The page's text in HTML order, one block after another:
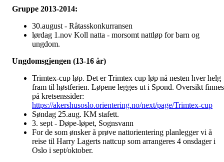
Gruppe 2013-2014:
30.august - Råtasskonkurransen
lørdag 1.nov Koll natta - morsomt nattløp for barn og
ungdom.
Ungdomsgjengen (13-16 år)
Trimtex-cup løp. Det er Trimtex cup løp nå nesten hver helg
fram til høstferien. Løpene legges ut i Spond. Oversikt finnes
på kretsenssider:
https://akershusoslo.orientering.no/next/page/Trimtex-cup
Søndag 25.aug. KM stafett.
3. sept - Døpe-løpet, Sognsvann
For de som ønsker å prøve nattorientering planlegger vi å
reise til Harry Lagerts nattcup som arrangeres 4 onsdager i
Oslo i sept/oktober.